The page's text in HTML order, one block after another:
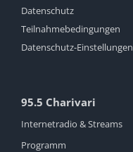
Datenschutz
Teilnahmebedingungen
Datenschutz-Einstellungen
95.5 Charivari
Internetradio & Streams
Programm